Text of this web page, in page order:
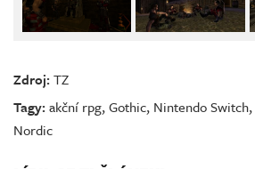
Zdroj:TZ
Tagy:akční rpg,Gothic, Nintendo Switch,
Nordic